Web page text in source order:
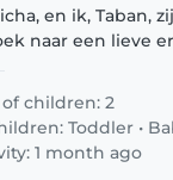
en ik, Taban,
naar een lieve
children: 2
Toddler •
1 month ago